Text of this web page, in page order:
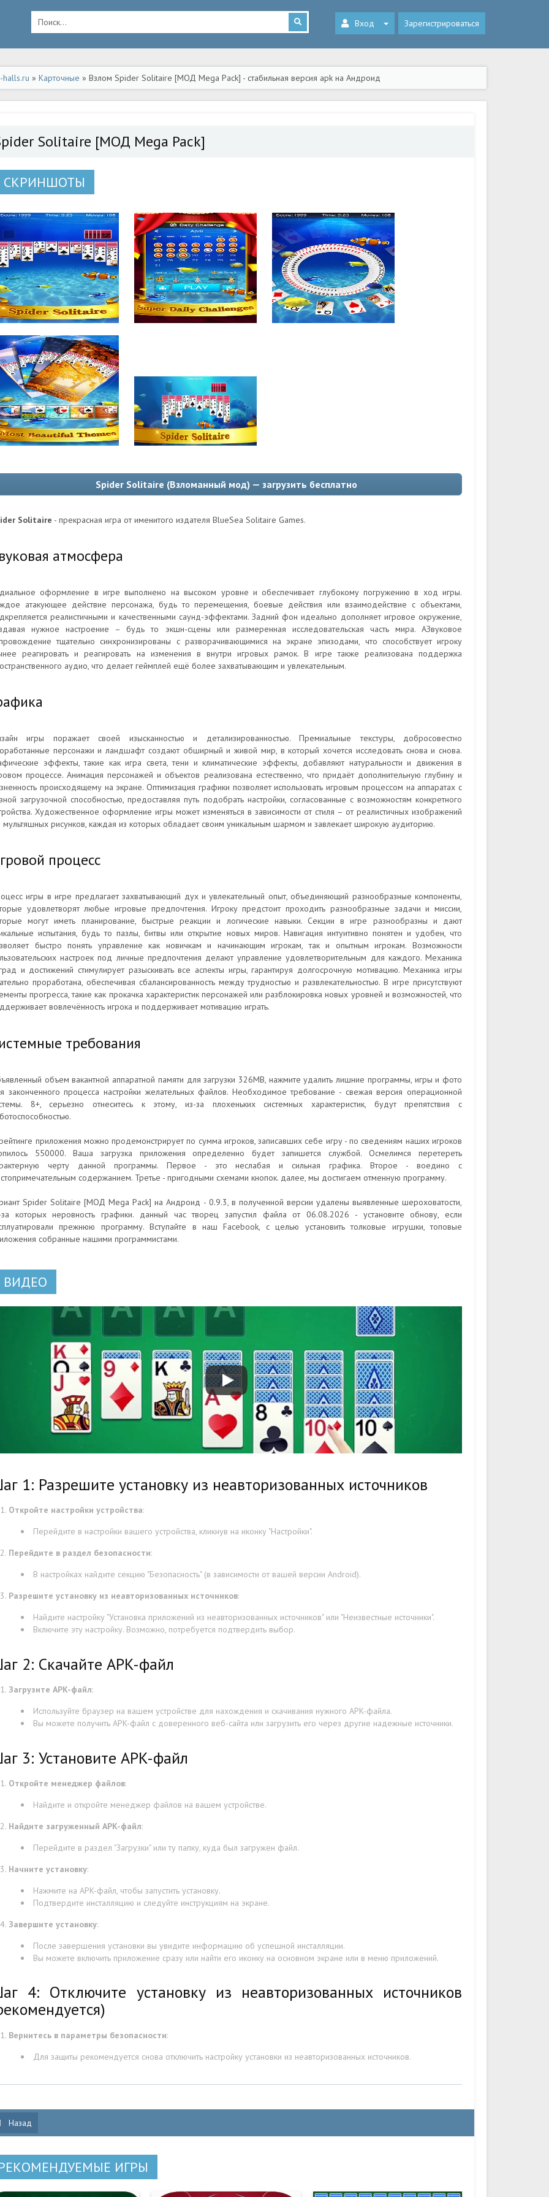
Вход Зарегистрироваться
halls.ru » Карточные » Взлом Spider Solitaire [МОД Mega Pack] - стабильная версия apk на Андроид
Solitaire [МОД Mega Pack]
СКРИНШОТЫ
Spider Solitaire (Взломанный мод) — загрузить бесплатно
Solitaire - прекрасная игра от именитого издателя BlueSea Solitaire Games.
атмосфера
оформление в игре выполнено на высоком уровне и обеспечивает глубокому погружению в ход игры.
атакующее действие персонажа, будь то перемещения, боевые действия или взаимодействие с объектами,
реалистичными и качественными саунд-эффектами. Задний фон идеально дополняет игровое окружение,
нужное настроение – будь то экшн-сцены или размеренная исследовательская часть мира. АЗвуковое
тщательно синхронизированы с разворачивающимися на экране эпизодами, что способствует игроку
реагировать и реагировать на изменения в внутри игровых рамок. В игре также реализована поддержка
аудио, что делает геймплей ещё более захватывающим и увлекательным.
игры поражает своей изысканностью и детализированностью. Премиальные текстуры, добросовестно
персонажи и ландшафт создают обширный и живой мир, в который хочется исследовать снова и снова.
эффекты, такие как игра света, тени и климатические эффекты, добавляют натуральности и движения в
процессе. Анимация персонажей и объектов реализована естественно, что придаёт дополнительную глубину и
происходящему на экране. Оптимизация графики позволяет использовать игровым процессом на аппаратах с
загрузочной способностью, предоставляя путь подобрать настройки, согласованные с возможностям конкретного
Художественное оформление игры может изменяться в зависимости от стиля – от реалистичных изображений
рисунков, каждая из которых обладает своим уникальным шармом и завлекает широкую аудиторию.
процесс
игры в игре предлагает захватывающий дух и увлекательный опыт, объединяющий разнообразные компоненты,
удовлетворят любые игровые предпочтения. Игроку предстоит проходить разнообразные задачи и миссии,
могут иметь планирование, быстрые реакции и логические навыки. Секции в игре разнообразны и дают
испытания, будь то пазлы, битвы или открытие новых миров. Навигация интуитивно понятен и удобен, что
быстро понять управление как новичкам и начинающим игрокам, так и опытным игрокам. Возможности
настроек под личные предпочтения делают управление удовлетворительным для каждого. Механика
и достижений стимулирует разыскивать все аспекты игры, гарантируя долгосрочную мотивацию. Механика игры
проработана, обеспечивая сбалансированность между трудностью и развлекательностью. В игре присутствуют
прогресса, такие как прокачка характеристик персонажей или разблокировка новых уровней и возможностей, что
вовлечённость игрока и поддерживает мотивацию играть.
требования
объем вакантной аппаратной памяти для загрузки 326MB, нажмите удалить лишние программы, игры и фото
законченного процесса настройки желательных файлов. Необходимое требование - свежая версия операционной
8+, серьезно отнеситесь к этому, из-за плохеньких системных характеристик, будут препятствия с
приложения можно продемонстрирует по сумма игроков, записавших себе игру - по сведениям наших игроков
550000. Ваша загрузка приложения определенно будет запишется службой. Осмелимся перетереть
черту данной программы. Первое - это неслабая и сильная графика. Второе - воедино с
содержанием. Третье - пригодными схемами кнопок. далее, мы достигаем отменную программу.
Spider Solitaire [МОД Mega Pack] на Андроид - 0.9.3, в полученной версии удалены выявленные шероховатости,
за которых неровность графики. данный час творец запустил файла от 06.08.2026 - установите обнову, если
прежнюю программу. Вступайте в наш Facebook, с целью установить толковые игрушки, топовые
собранные нашими программистами.
ВИДЕО
1: Разрешите установку из неавторизованных источников
Откройте настройки устройства:
Перейдите в настройки вашего устройства, кликнув на иконку "Настройки".
Перейдите в раздел безопасности:
В настройках найдите секцию "Безопасность" (в зависимости от вашей версии Android).
Разрешите установку из неавторизованных источников:
Найдите настройку "Установка приложений из неавторизованных источников" или "Неизвестные источники".
Включите эту настройку. Возможно, потребуется подтвердить выбор.
2: Скачайте APK-файл
Загрузите APK-файл:
Используйте браузер на вашем устройстве для нахождения и скачивания нужного APK-файла.
Вы можете получить APK-файл с доверенного веб-сайта или загрузить его через другие надежные источники.
3: Установите APK-файл
Откройте менеджер файлов:
Найдите и откройте менеджер файлов на вашем устройстве.
Найдите загруженный APK-файл:
Перейдите в раздел "Загрузки" или ту папку, куда был загружен файл.
Начните установку:
Нажмите на APK-файл, чтобы запустить установку.
Подтвердите инсталляцию и следуйте инструкциям на экране.
Завершите установку:
После завершения установки вы увидите информацию об успешной инсталляции.
Вы можете включить приложение сразу или найти его иконку на основном экране или в меню приложений.
4: Отключите установку из неавторизованных источников
Вернитесь в параметры безопасности:
Для защиты рекомендуется снова отключить настройку установки из неавторизованных источников.
Назад
ИГРЫ